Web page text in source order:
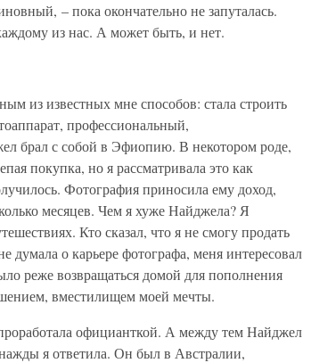
– пока окончательно не запуталась.
из нас. А может быть, и нет.
из известных мне способов: стала строить
профессиональный,
брал с собой в Эфиопию. В некотором роде,
покупка, но я рассматривала это как
Фотография приносила ему доход,
месяцев. Чем я хуже Найджела? Я
Кто сказал, что я не смогу продать
думала о карьере фотографа, меня интересовал
реже возвращаться домой для пополнения
вместилищем моей мечты.
официанткой. А между тем Найджел
я ответила. Он был в Австралии,